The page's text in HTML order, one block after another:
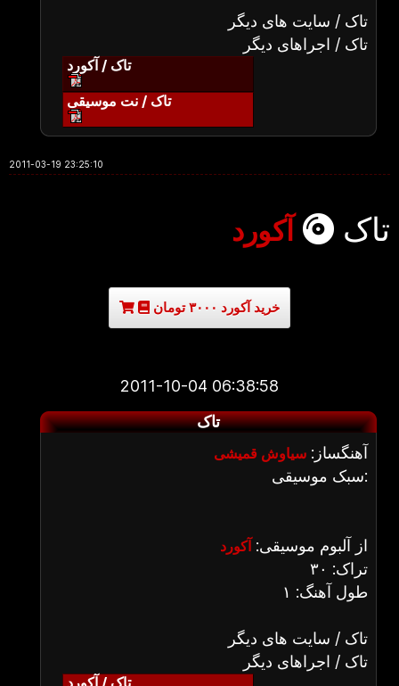
تاک / سایت های دیگر
تاک / اجراهای دیگر
تاک / آکورد
تاک / نت موسیقی
2011-03-19 23:25:10
تاک آکورد
خرید آکورد ۳۰۰۰ تومان
2011-10-04 06:38:58
تاک
آهنگساز: سیاوش قمیشی
سبک موسیقی:
از آلبوم موسیقی: آکورد
تراک: ۳۰
طول آهنگ: ۱
تاک / سایت های دیگر
تاک / اجراهای دیگر
تاک / آکورد